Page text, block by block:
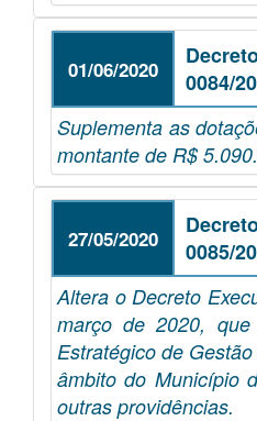
01/06/2020
0084/
Suplementa as
montante de R$
27/05/2020
0085/
Altera o Decreto
março de 2020,
Estratégico de
âmbito do Município
outras providências.